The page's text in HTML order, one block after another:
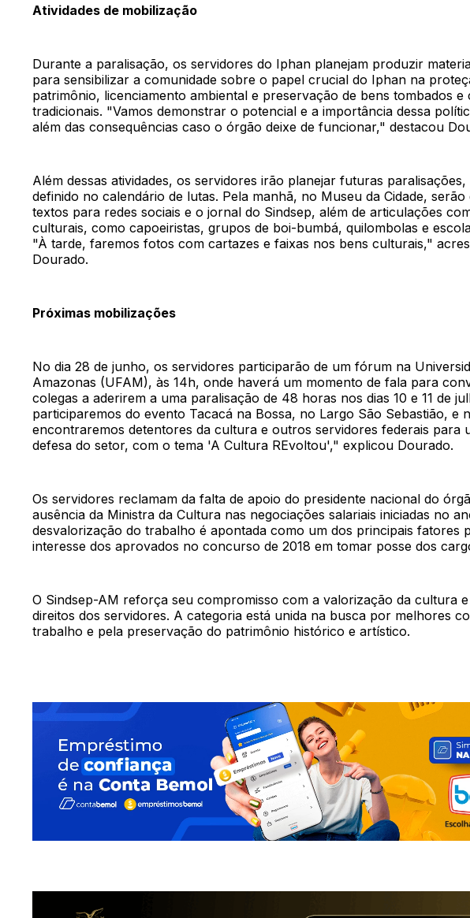
Atividades de mobilização
Durante a paralisação, os servidores do Iphan planejam produzir
para sensibilizar a comunidade sobre o papel crucial do Iphan na
patrimônio, licenciamento ambiental e preservação de bens tombados e
tradicionais. "Vamos demonstrar o potencial e a importância dessa
além das consequências caso o órgão deixe de funcionar," destacou
Além dessas atividades, os servidores irão planejar futuras
definido no calendário de lutas. Pela manhã, no Museu da Cidade, serão
textos para redes sociais e o jornal do Sindsep, além de articulações
culturais, como capoeiristas, grupos de boi-bumbá, quilombolas e
"À tarde, faremos fotos com cartazes e faixas nos bens culturais,"
Dourado.
Próximas mobilizações
No dia 28 de junho, os servidores participarão de um fórum na
Amazonas (UFAM), às 14h, onde haverá um momento de fala para
colegas a aderirem a uma paralisação de 48 horas nos dias 10 e 11 de
participaremos do evento Tacacá na Bossa, no Largo São Sebastião, e
encontraremos detentores da cultura e outros servidores federais para
defesa do setor, com o tema 'A Cultura REvoltou'," explicou Dourado.
Os servidores reclamam da falta de apoio do presidente nacional do
ausência da Ministra da Cultura nas negociações salariais iniciadas no
desvalorização do trabalho é apontada como um dos principais fatores
interesse dos aprovados no concurso de 2018 em tomar posse dos
O Sindsep-AM reforça seu compromisso com a valorização da cultura
direitos dos servidores. A categoria está unida na busca por melhores
trabalho e pela preservação do patrimônio histórico e artístico.